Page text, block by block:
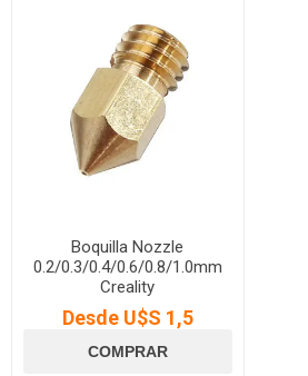
Boquilla Nozzle
0.2/0.3/0.4/0.6/0.8/1.0mm
Creality
Desde U$S 1,5